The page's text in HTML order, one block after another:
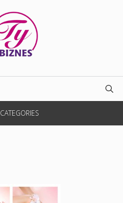
CATEGORIES